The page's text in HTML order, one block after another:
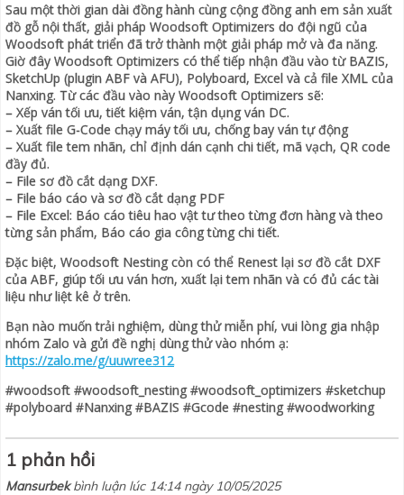
Sau một thời gian dài đồng hành cùng cộng đồng anh em sản xuất
đồ gỗ nội thất, giải pháp Woodsoft Optimizers do đội ngũ của
Woodsoft phát triển đã trở thành một giải pháp mở và đa năng.
Giờ đây Woodsoft Optimizers có thể tiếp nhận đầu vào từ BAZIS,
SketchUp (plugin ABF và AFU), Polyboard, Excel và cả file XML của
Nanxing. Từ các đầu vào này Woodsoft Optimizers sẽ:
– Xếp ván tối ưu, tiết kiệm ván, tận dụng ván DC.
– Xuất file G-Code chạy máy tối ưu, chống bay ván tự động
– Xuất file tem nhãn, chỉ định dán cạnh chi tiết, mã vạch, QR code
đầy đủ.
– File sơ đồ cắt dạng DXF.
– File báo cáo và sơ đồ cắt dạng PDF
– File Excel: Báo cáo tiêu hao vật tư theo từng đơn hàng và theo
từng sản phẩm, Báo cáo gia công từng chi tiết.
Đặc biệt, Woodsoft Nesting còn có thể Renest lại sơ đồ cắt DXF
của ABF, giúp tối ưu ván hơn, xuất lại tem nhãn và có đủ các tài
liệu như liệt kê ở trên.
Bạn nào muốn trải nghiệm, dùng thử miễn phí, vui lòng gia nhập
nhóm Zalo và gửi đề nghị dùng thử vào nhóm ạ:
https://zalo.me/g/uuwree312
#woodsoft #woodsoft_nesting #woodsoft_optimizers #sketchup
#polyboard #Nanxing #BAZIS #Gcode #nesting #woodworking
1 phản hồi
Mansurbek bình luận lúc 14:14 ngày 10/05/2025